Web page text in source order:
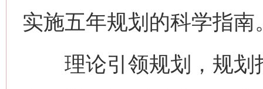
实施五年规划的科学指南
理论引领规划，规划